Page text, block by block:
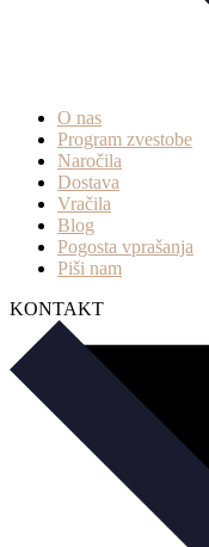
O nas
Program zvestobe
Naročila
Dostava
Vračila
Blog
Pogosta vprašanja
Piši nam
KONTAKT